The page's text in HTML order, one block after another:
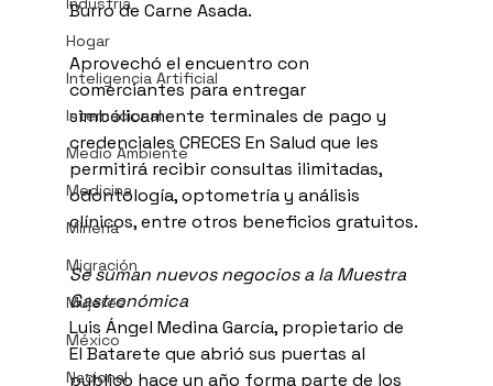
Hogar
Inteligencia Artificial
Internacional
Medio Ambiente
Medicina
Minería
Migración
Mujeres
México
Nacional
Burro de Carne Asada.
Aprovechó el encuentro con
comerciantes para entregar
simbólicamente terminales de pago y
credenciales CRECES En Salud que les
permitirá recibir consultas ilimitadas,
odontología, optometría y análisis
clínicos, entre otros beneficios gratuitos.
Se suman nuevos negocios a la Muestra
Gastronómica
Luis Ángel Medina García, propietario de
El Batarete que abrió sus puertas al
público hace un año forma parte de los